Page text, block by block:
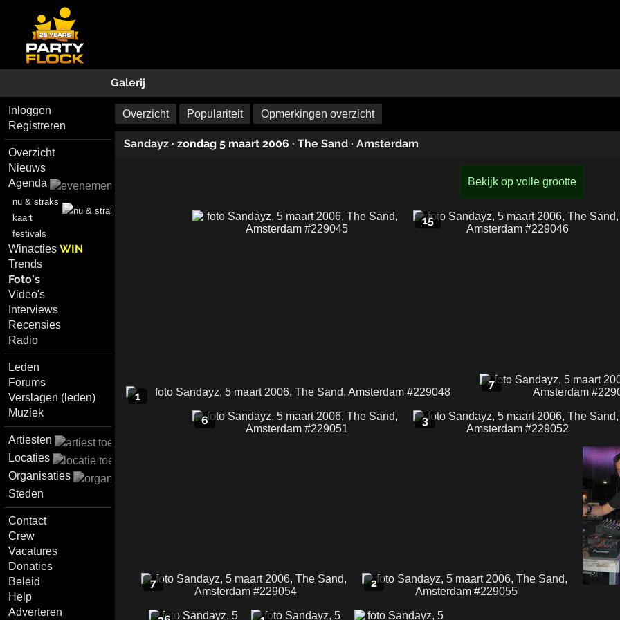
Galerij
Inloggen
Registreren
Overzicht
Nieuws
Agenda
nu & straks
kaart
festivals
WinactiesWIN
Trends
Foto's
Video's
Interviews
Recensies
Radio
Leden
Forums
Verslagen (leden)
Muziek
Artiesten
Locaties
Organisaties
Steden
Contact
Crew
Vacatures
Donaties
Beleid
Help
Adverteren
Overzicht Populariteit Opmerkingen overzicht
Sandayz · zondag 5 maart 2006 · The Sand · Amsterdam
Bekijk op volle grootte
15
1
7
6 3
7 2